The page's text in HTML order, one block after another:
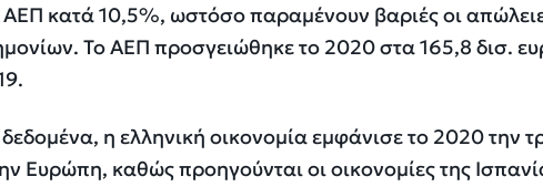
κατά 10,5%, ωστόσο παραμένουν βαριές οι
Το ΑΕΠ προσγειώθηκε το 2020 στα 165,8 δισ.
η ελληνική οικονομία εμφάνισε το 2020 την
Ευρώπη, καθώς προηγούνται οι οικονομίες της